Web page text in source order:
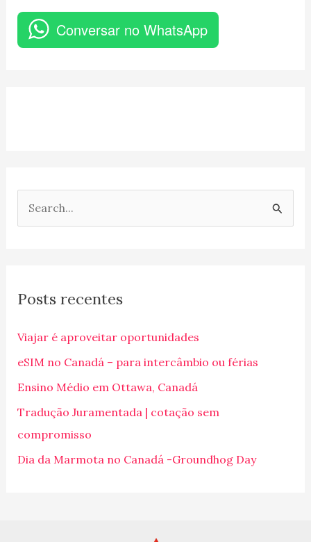
Conversar no WhatsApp
u
s
a
r
p
o
r
Posts recentes
Viajar é aproveitar oportunidades
eSIM no Canadá – para intercâmbio ou férias
Ensino Médio em Ottawa, Canadá
Tradução Juramentada | cotação sem
compromisso
Dia da Marmota no Canadá -Groundhog Day